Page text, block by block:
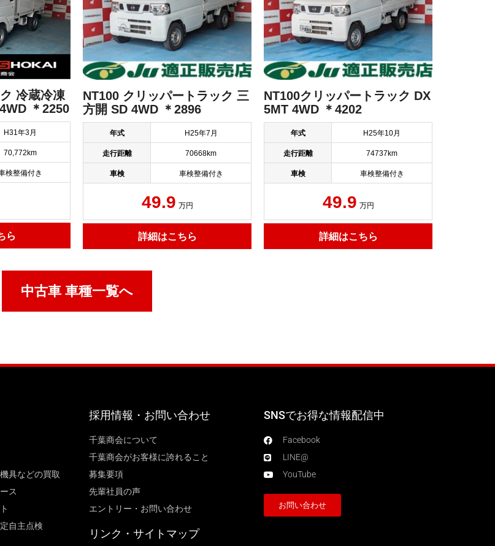
冷蔵冷凍
＊2250
H31年3月
70,772km
検整備付き
ら
NT100 クリッパートラック 三
方開 SD 4WD ＊2896
年式 H25年7月
走行距離 70668km
車検 車検整備付き
49.9 万円
詳細はこちら
NT100クリッパートラック DX
5MT 4WD ＊4202
年式 H25年10月
走行距離 74737km
車検 車検整備付き
49.9 万円
詳細はこちら
中古車 車種一覧へ
具などの買取
ス
自主点検
採用情報・お問い合わせ
千葉商会について
千葉商会がお客様に誇れること​
募集要項
先輩社員の声
エントリー・お問い合わせ
リンク・サイトマップ
SNSでお得な情報配信中
Facebook
LINE@
YouTube
お問い合わせ